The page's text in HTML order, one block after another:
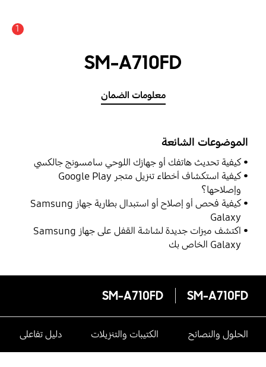
1
SM-A710FD
معلومات الضمان
الموضوعات الشائعة
كيفية تحديث هاتفك أو جهازك اللوحي سامسونج جالكسي
كيفية استكشاف أخطاء تنزيل متجر Google Play
وإصلاحها؟
كيفية فحص أو إصلاح أو استبدال بطارية جهاز Samsung
Galaxy
اكتشف ميزات جديدة لشاشة القفل على جهاز Samsung
Galaxy الخاص بك
SM-A710FD
SM-A710FD
الحلول والنصائح الكتيبات والتنزيلات دليل تفاعلى